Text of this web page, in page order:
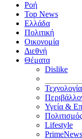
Ροή
Top News
Ελλάδα
Πολιτική
Οικονομία
Διεθνή
Θέματα
Dislike
Τεχνολογία
Υγεία &
Πολιτισμός
Lifestyle